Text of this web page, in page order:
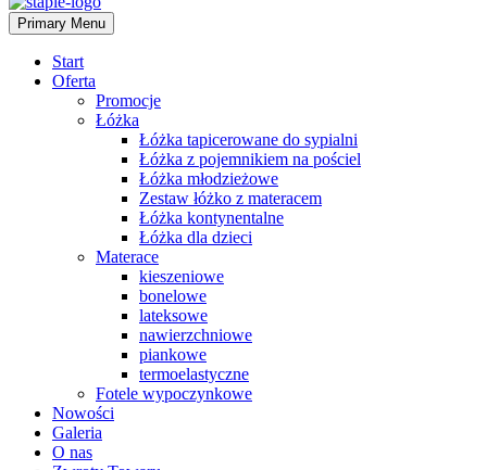
Primary Menu
Start
Oferta
Promocje
Łóżka
Łóżka tapicerowane do sypialni
Łóżka z pojemnikiem na pościel
Łóżka młodzieżowe
Zestaw łóżko z materacem
Łóżka kontynentalne
Łóżka dla dzieci
Materace
kieszeniowe
bonelowe
lateksowe
nawierzchniowe
piankowe
termoelastyczne
Fotele wypoczynkowe
Nowości
Galeria
O nas